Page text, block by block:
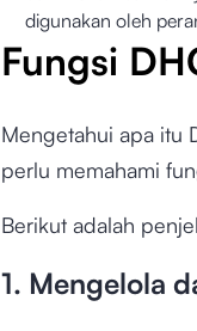
digunakan oleh
Fungsi
Mengetahui apa itu
perlu memahami
Berikut adalah
1. Mengelola